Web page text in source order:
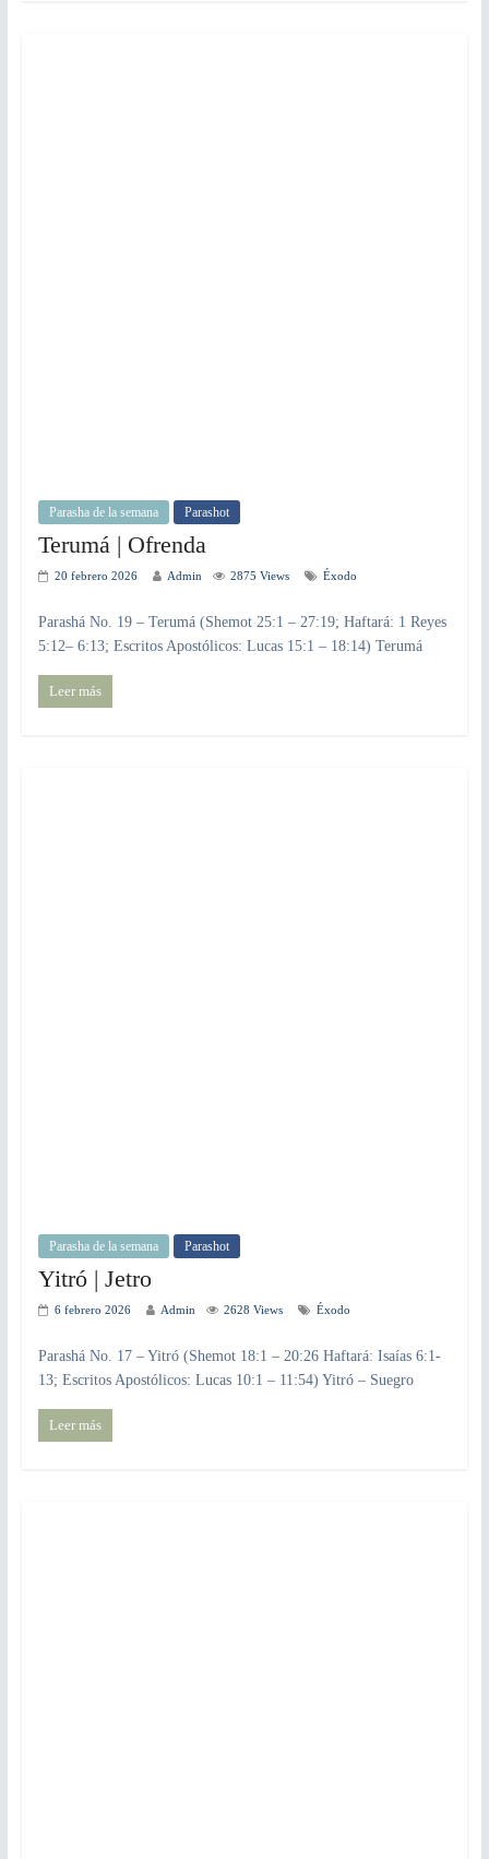
Parasha de la semana Parashot
Terumá | Ofrenda
20 febrero 2026 Admin 2875 Views Éxodo
Parashá No. 19 – Terumá (Shemot 25:1 – 27:19; Haftará: 1 Reyes
5:12– 6:13; Escritos Apostólicos: Lucas 15:1 – 18:14) Terumá
Leer más
Parasha de la semana Parashot
Yitró | Jetro
6 febrero 2026 Admin 2628 Views Éxodo
Parashá No. 17 – Yitró (Shemot 18:1 – 20:26 Haftará: Isaías 6:1-
13; Escritos Apostólicos: Lucas 10:1 – 11:54) Yitró – Suegro
Leer más